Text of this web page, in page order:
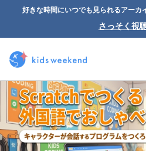
好きな時間にいつでも見られるアーカ
さっそく視